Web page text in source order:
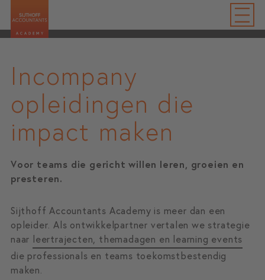
Incompany
opleidingen die
impact maken
Voor teams die gericht willen leren, groeien en
presteren.
Sijthoff Accountants Academy is meer dan een
opleider. Als ontwikkelpartner vertalen we strategie
naar leertrajecten, themadagen en learning events
die professionals en teams toekomstbestendig
maken.